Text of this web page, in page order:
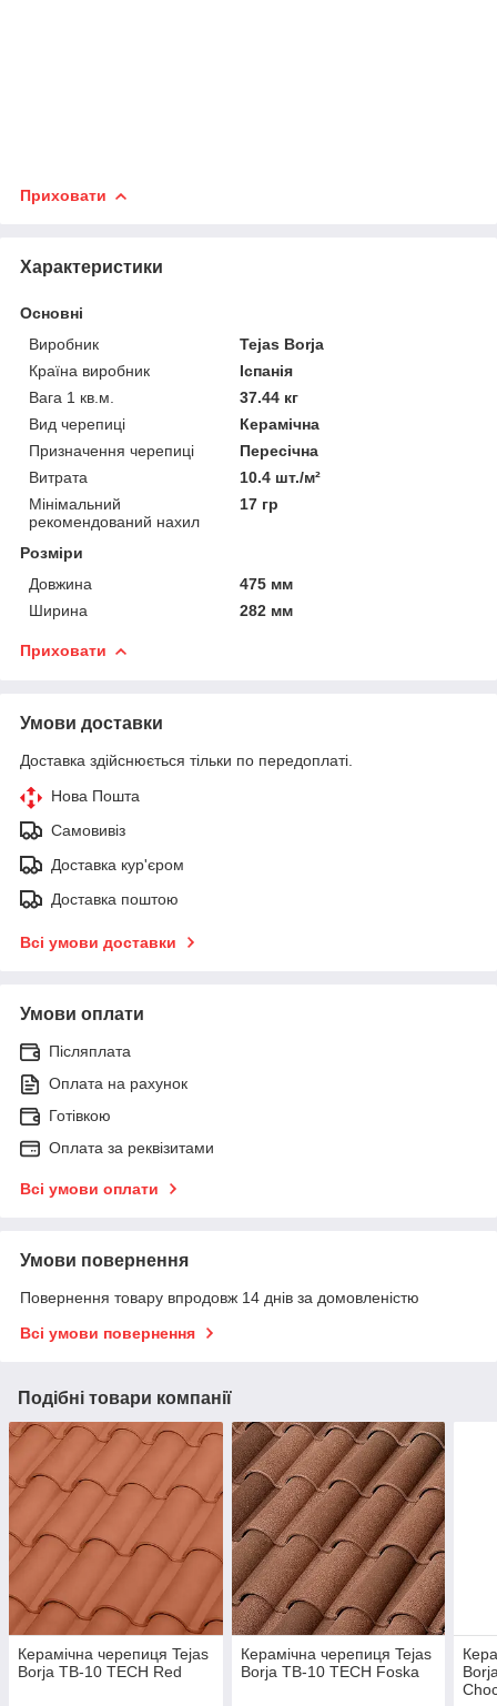
Приховати
Характеристики
Основні
Виробник
Tejas Borja
Країна виробник
Іспанія
Вага 1 кв.м.
37.44 кг
Вид черепиці
Керамічна
Призначення черепиці
Пересічна
Витрата
10.4 шт./м²
Мінімальний
рекомендований нахил
17 гр
Розміри
Довжина
475 мм
Ширина
282 мм
Приховати
Умови доставки
Доставка здійснюється тільки по передоплаті.
Нова Пошта
Самовивіз
Доставка кур'єром
Доставка поштою
Всі умови доставки
Умови оплати
Післяплата
Оплата на рахунок
Готівкою
Оплата за реквізитами
Всі умови оплати
Умови повернення
Повернення товару впродовж 14 днів за домовленістю
Всі умови повернення
Подібні товари компанії
Керамічна черепиця Tejas
Borja TB-10 TECH Red
Керамічна черепиця Tejas
Borja TB-10 TECH Foska